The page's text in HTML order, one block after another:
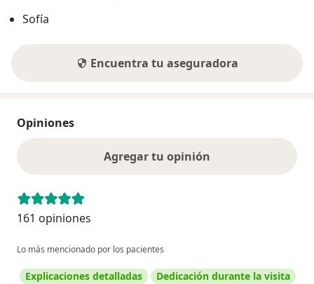
Sofía
Encuentra tu aseguradora
Opiniones
Agregar tu opinión
161 opiniones
Lo más mencionado por los pacientes
Explicaciones detalladas
Dedicación durante la visita